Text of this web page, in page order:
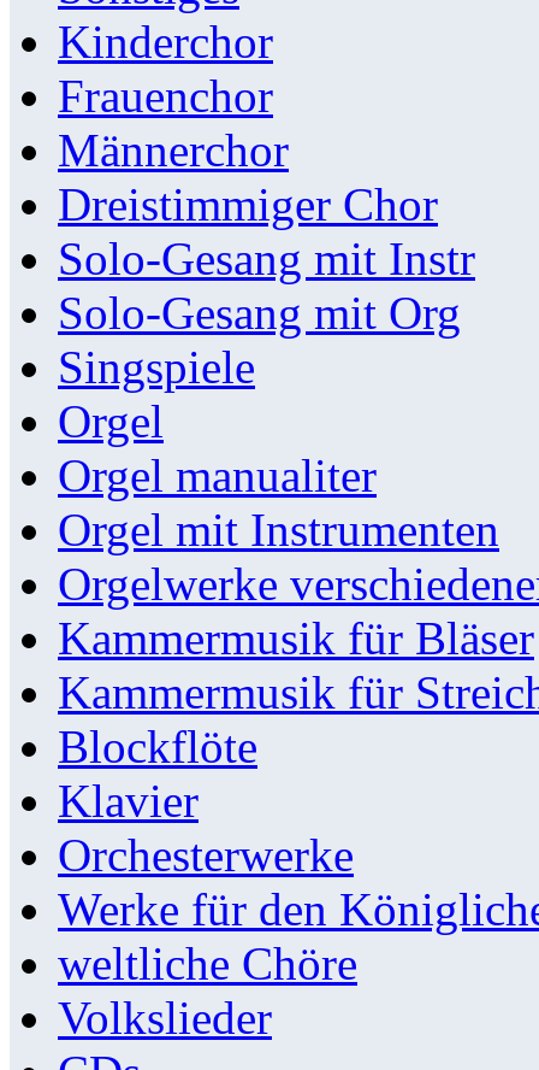
Kinderchor
Frauenchor
Männerchor
Dreistimmiger Chor
Solo-Gesang mit Instr
Solo-Gesang mit Org
Singspiele
Orgel
Orgel manualiter
Orgel mit Instrumenten
Orgelwerke
Kammermusik für Bläser
Kammermusik für
Blockflöte
Klavier
Orchesterwerke
Werke für den
weltliche Chöre
Volkslieder